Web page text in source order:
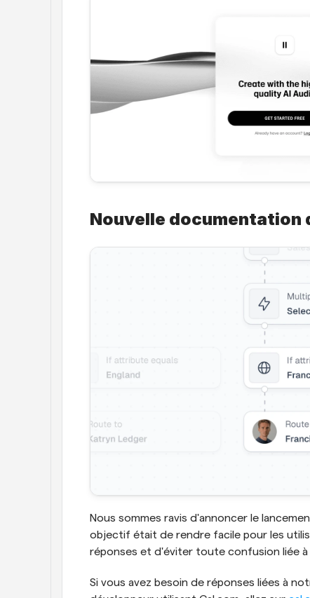
Nouvelle documentation
Nous sommes ravis d'annoncer le
objectif était de rendre facile pour les
réponses et d'éviter toute confusion liée
Si vous avez besoin de réponses liées à